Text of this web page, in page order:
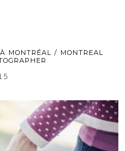
MONTRÉAL / MONTREAL